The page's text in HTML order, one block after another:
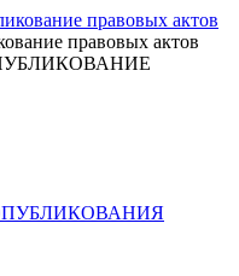
правовых актов